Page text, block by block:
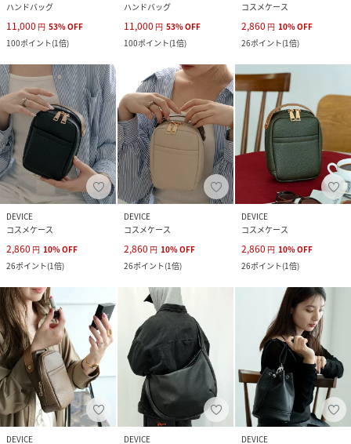
ハンドバッグ
11,000 円 53%OFF
100ポイント(1倍)
ハンドバッグ
11,000 円 53%OFF
100ポイント(1倍)
コスメケース
2,860 円 10%OFF
26ポイント(1倍)
DEVICE
コスメケース
2,860 円 10%OFF
26ポイント(1倍)
DEVICE
コスメケース
2,860 円 10%OFF
26ポイント(1倍)
DEVICE
コスメケース
2,860 円 10%OFF
26ポイント(1倍)
DEVICE DEVICE DEVICE